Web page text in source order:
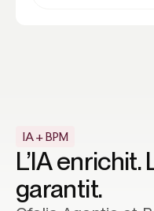
IA + BPM
L’IA
garantit.